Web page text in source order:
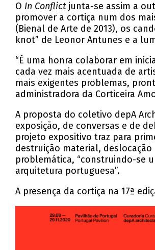
O In Conflictjunta-se assim a
promover a cortiça num dos
(Bienal de Arte de 2013), os
knot” de Leonor Antunes e a
“É uma honra colaborar em
cada vez mais acentuada de
mais exigentes problemas,
administradora da Corticeira
A proposta do coletivo depA
exposição, de conversas e de
projeto expositivo traz para
destruição material,
problemática, “construindo-se
arquitetura portuguesa”.
A presença da cortiça na 17ª